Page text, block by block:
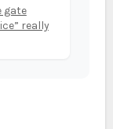
gate
really